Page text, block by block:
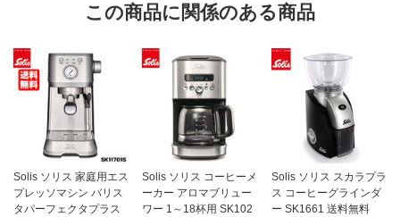
この商品に関係のある商品
Solis ソリス 家庭用エス
プレッソマシン バリス
タパーフェクタプラス
Solis ソリス コーヒーメ
ーカー アロマブリュー
ワー 1～18杯用 SK102
Solis ソリス スカラプラ
ス コーヒーグラインダ
ー SK1661 送料無料